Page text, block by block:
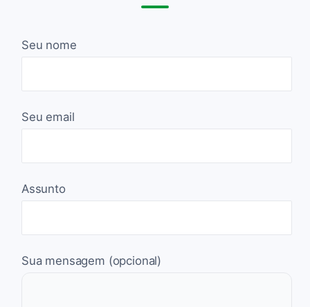
Seu nome
Seu email
Assunto
Sua mensagem (opcional)